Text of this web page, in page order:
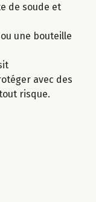
de soude et
une bouteille
avec des
risque.